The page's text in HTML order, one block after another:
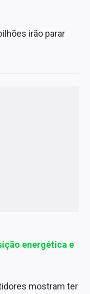
irão parar
energética e
mostram ter